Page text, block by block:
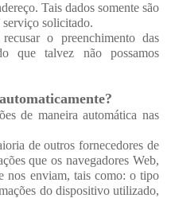
Tais dados somente são
serviço solicitado.
o preenchimento das
que talvez não possamos
de maneira automática nas
de outros fornecedores de
que os navegadores Web,
nos enviam, tais como: o tipo
do dispositivo utilizado,